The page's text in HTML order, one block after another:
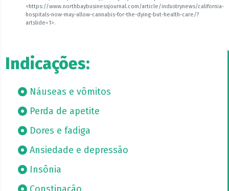
Indicações:
Náuseas e vômitos
Perda de apetite
Dores e fadiga
Ansiedade e depressão
Insônia
<https://www.northbaybusinessjournal.com/article/industrynews/california-
hospitals-now-may-allow-cannabis-for-the-dying-but-health-care/?
artslide=1>.